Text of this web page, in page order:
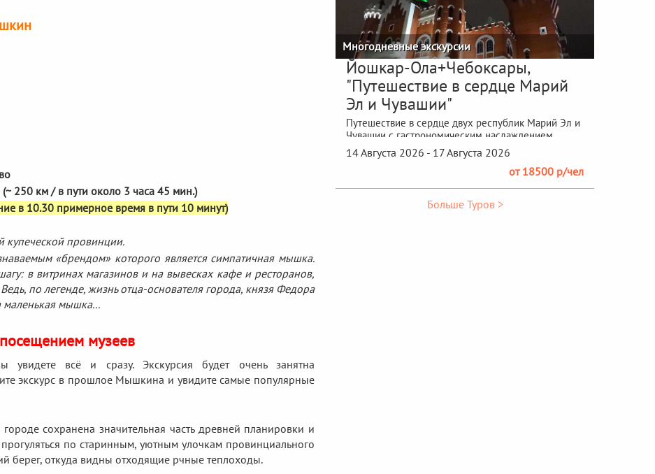
250 км / в пути около 3 часа 45 мин.)
в 10.30 примерное время в пути 10 минут)
купеческой провинции.
«брендом» которого является симпатичная мышка.
в витринах магазинов и на вывесках кафе и ресторанов,
по легенде, жизнь отца-основателя города, князя Федора
маленькая мышка...
музеев
всё и сразу. Экскурсия будет очень занятна
экскурс в прошлое Мышкина и увидите самые популярные
сохранена значительная часть древней планировки и
по старинным, уютным улочкам провинциального
берег, откуда видны отходящие рчные теплоходы.
Многодневные экскурсии
Йошкар-Ола+Чебоксары,
"Путешествие в сердце Марий
Эл и Чувашии"
Путешествие в сердце двух республик Марий Эл и
Чувашии с гастрономическим наслаждением
фестиваля "ЙОШКА-ЕШ"
14 Августа 2026 - 17 Августа 2026
от 18500 р/чел
Больше Туров >